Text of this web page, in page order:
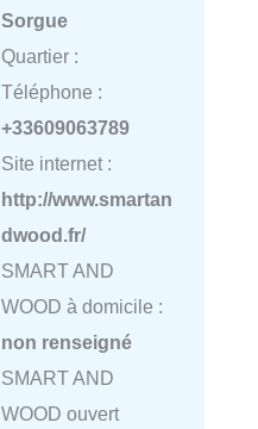
Sorgue
Quartier :
Téléphone :
+33609063789
Site internet :
http://www.smartan
dwood.fr/
SMART AND
WOOD à domicile :
non renseigné
SMART AND
WOOD ouvert